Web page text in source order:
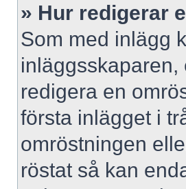
» Hur redigerar
Som med inlägg
inläggsskaparen,
redigera en
första inlägget i
omröstningen
röstat så kan